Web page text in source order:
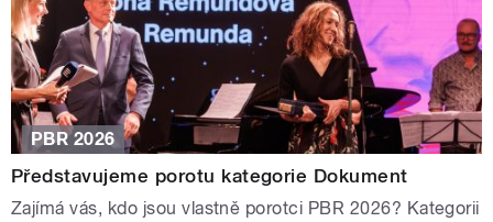
PBR 2026
Představujeme porotu kategorie Dokument
Zajímá vás, kdo jsou vlastně porotci PBR 2026? Kategorii